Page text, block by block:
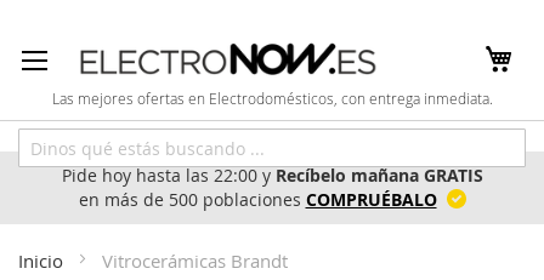
al
contenido
Las mejores ofertas en Electrodomésticos, con entrega inmediata.
Pide hoy hasta las 22:00 yRecíbelo mañana GRATIS
en más de 500 poblaciones COMPRUÉBALO
Inicio Vitrocerámicas Brandt